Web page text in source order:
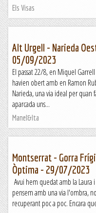
Els Visas
Alt Urgell - Narieda
05/09/2023
El passat 22/8, en Miquel
havien obert amb en Ramon
Narieda, una via ideal per quan
aparcada uns...
Manel&Ita
Montserrat - Gorra
Òptima - 29/07/2023
Avui hem quedat amb la Laura
pensem amb una via l'ombra,
recuperant poc a poc. Encara